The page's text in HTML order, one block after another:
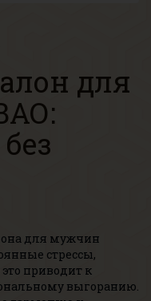
для
для мужчин
стрессы,
это приводит к
выгоранию.